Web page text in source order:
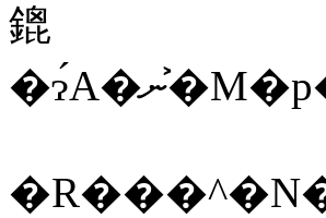
鎞